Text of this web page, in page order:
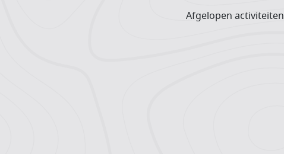
Afgelopen activiteiten